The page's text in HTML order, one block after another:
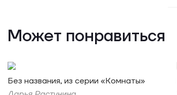
Может понравиться
Без названия, из серии «Комнаты»